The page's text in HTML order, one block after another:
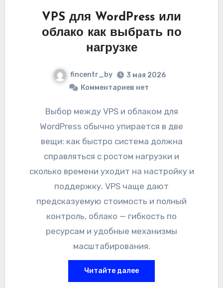
VPS для WordPress или
облако как выбрать по
нагрузке
fincentr_by
3 мая 2026
Комментариев нет
Выбор между VPS и облаком для
WordPress обычно упирается в две
вещи: как быстро система должна
справляться с ростом нагрузки и
сколько времени уходит на настройку и
поддержку. VPS чаще дают
предсказуемую стоимость и полный
контроль, облако — гибкость по
ресурсам и удобные механизмы
масштабирования.
Читайте далее